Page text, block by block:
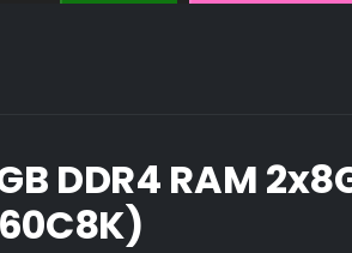
DDR4 RAM